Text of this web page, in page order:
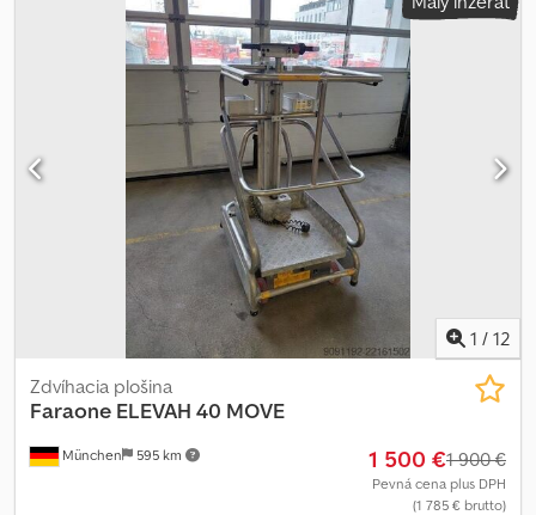
1 / 12
München 595 km
Zdvíhacia plošina
Faraone ELEVAH 40 MOVE
1 500 €1 900 €
Pevná cena plus DPH
(1 785 € brutto)